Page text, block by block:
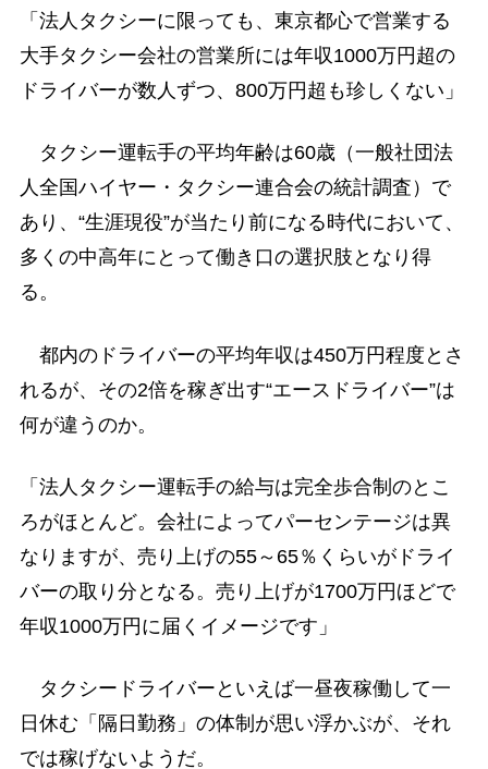
「法人タクシーに限っても、東京都心で営業する
大手タクシー会社の営業所には年収1000万円超の
ドライバーが数人ずつ、800万円超も珍しくない」
タクシー運転手の平均年齢は60歳（一般社団法
人全国ハイヤー・タクシー連合会の統計調査）で
あり、“生涯現役”が当たり前になる時代において、
多くの中高年にとって働き口の選択肢となり得
る。
都内のドライバーの平均年収は450万円程度とさ
れるが、その2倍を稼ぎ出す“エースドライバー”は
何が違うのか。
「法人タクシー運転手の給与は完全歩合制のとこ
ろがほとんど。会社によってパーセンテージは異
なりますが、売り上げの55～65％くらいがドライ
バーの取り分となる。売り上げが1700万円ほどで
年収1000万円に届くイメージです」
タクシードライバーといえば一昼夜稼働して一
日休む「隔日勤務」の体制が思い浮かぶが、それ
では稼げないようだ。